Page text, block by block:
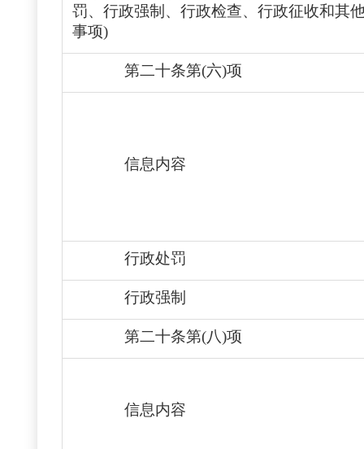
罚、行政强制、行政检查、行政征收和其
事项)
第二十条第(六)项
信息内容
行政处罚
行政强制
第二十条第(八)项
信息内容